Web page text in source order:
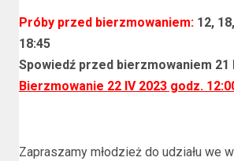
Próby przed bierzmowaniem: 12,
18:45
Spowiedź przed bierzmowaniem 21
Bierzmowanie 22 IV 2023 godz.
Zapraszamy młodzież do udziału we